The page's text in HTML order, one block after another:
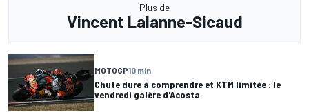
Plus de
Vincent Lalanne-Sicaud
MOTOGP10 min
Chute dure à comprendre et KTM limitée : le
vendredi galère d'Acosta